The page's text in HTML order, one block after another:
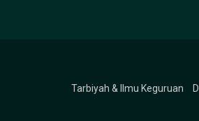
Tarbiyah & Ilmu Keguruan